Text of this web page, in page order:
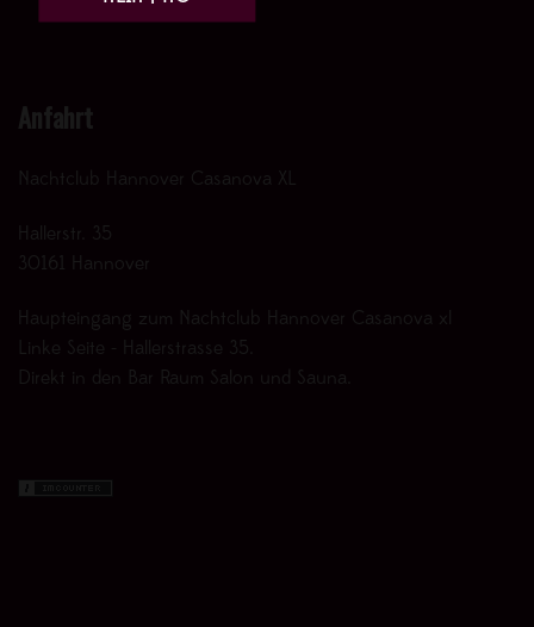
Anfahrt
Nachtclub Hannover Casanova XL
Hallerstr. 35
30161 Hannover
Haupteingang zum Nachtclub Hannover Casanova xl
Linke Seite - Hallerstrasse 35.
Direkt in den Bar Raum Salon und Sauna.